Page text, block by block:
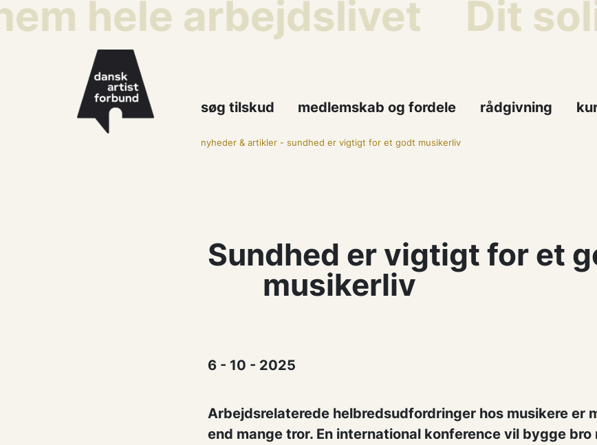
hele arbejdslivet Dit
søg tilskud medlemskab og fordele rådgivning
nyheder & artikler- sundhed er vigtigt for et godt musikerliv
Sundhed er vigtigt for et
musikerliv
6 - 10 - 2025
Arbejdsrelaterede helbredsudfordringer hos musikere er
end mange tror. En international konference vil bygge